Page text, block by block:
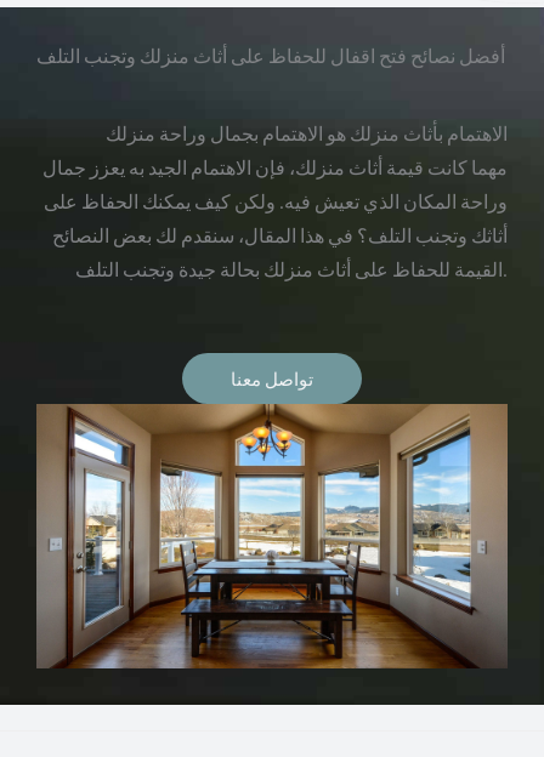
أفضل نصائح فتح اقفال للحفاظ على أثاث منزلك وتجنب التلف
الاهتمام بأثاث منزلك هو الاهتمام بجمال وراحة منزلك
مهما كانت قيمة أثاث منزلك، فإن الاهتمام الجيد به يعزز جمال
وراحة المكان الذي تعيش فيه. ولكن كيف يمكنك الحفاظ على
أثاثك وتجنب التلف؟ في هذا المقال، سنقدم لك بعض النصائح
القيمة للحفاظ على أثاث منزلك بحالة جيدة وتجنب التلف.
تواصل معنا